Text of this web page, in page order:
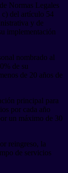
Normas Legales
del artículo 54
y de
implementación
nombrado al
de su
de 20 años de
principal para
por cada año
un máximo de 30
reingreso, la
de servicios